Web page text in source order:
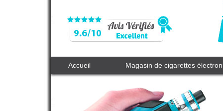
Accueil Magasin de cigarettes